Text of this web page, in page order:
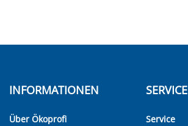
INFORMATIONEN
Über Ökoprofi
SERVICE
Service